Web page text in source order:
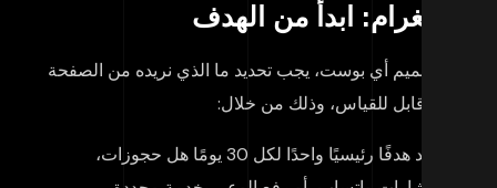
ابدأ من الهدف
تصميم أي بوست، يجب تحديد ما الذي نريده من الصفحة
قابل للقياس، وذلك من خلال:
تحديد هدفًا رئيسيًا واحدًا لكل 30 يومًا هل حجوزات،